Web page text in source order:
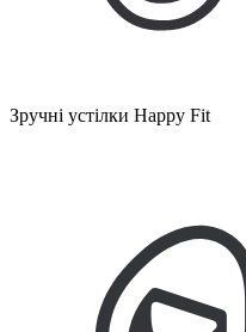
Зручні устілки Happy Fit